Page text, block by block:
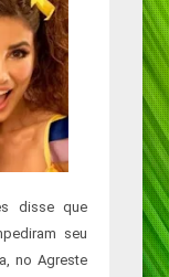
disse que
seu
no Agreste